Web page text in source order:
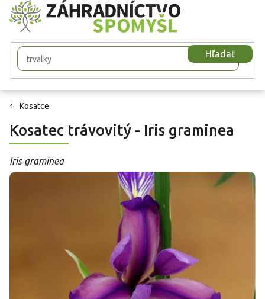
Prejsť
na
obsah
Hľadať
Kosatce
Kosatec trávovitý - Iris graminea
Iris graminea